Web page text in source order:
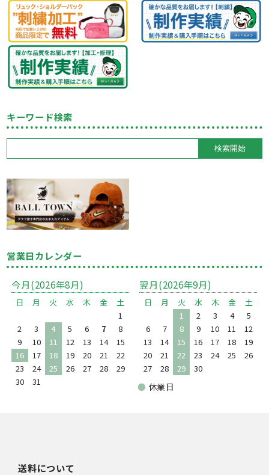
キーワード検索
営業日カレンダー
今月(2026年8月)
日 月 火 水 木 金
土
1
2
3 4 5 6 7
8
9
10 11 12 13 14
15
16
17 18 19 20 21
22
23
24 25 26 27 28
29
30
31
翌月(2026年9月)
日 月 火 水 木 金
土
1
2 3 4
5
6
7 8 9 10 11
12
13
14 15 16 17 18
19
20
21 22 23 24 25
26
27
28 29 30
● 休業日
送料について